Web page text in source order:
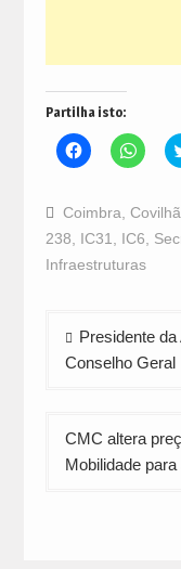
Partilha isto:
Click
to
Facebook
(Opens
in
new
window)
Click
to
in
new
Coimbra Covilhã
238
IC31 IC6
Infraestruturas
Navegação
de
Presidente
Conselho Geral
CMC altera
Mobilidade